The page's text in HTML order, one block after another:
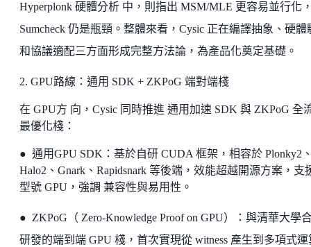
Hyperplonk 硬體分析 中，則指出 MSM/MLE 更容易並行化
Sumcheck 仍是瓶頸。整體來看，Cysic 正在編譯抽象、硬體
和協議適配三方面形成完整方法論，為產品化奠定基礎。
2. GPU路線：通用 SDK + ZKPoG 端對端棧
在 GPU方 向，Cysic 同時推進 通用加速 SDK 與 ZKPoG 全
最優化棧：
● 通用GPU SDK：基於自研 CUDA 框架，相容於 Plonky2
Halo2、Gnark、Rapidsnark 等後端，效能超越開源方案，支
型號 GPU，強調 兼容性與易用性。
● ZKPoG（ Zero-Knowledge Proof on GPU）：與清華大學
研發的端到端 GPU 棧，首次實現從 witness 產生到多項式運